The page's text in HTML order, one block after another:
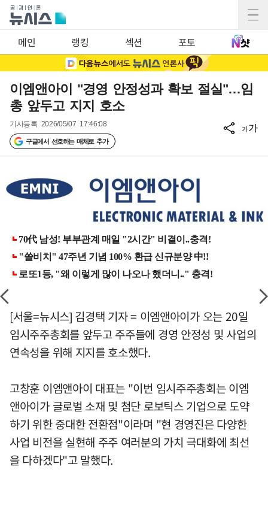
메인 랭킹 섹션 포토
이엠앤아이 "경영 안정성과 확보 절실"…임
총 앞두고 지지 호소
기사등록 2026/05/07 17:46:08
구글에서 선호하는 매체로 추가
가가
[서울=뉴시스] 김경택 기자 = 이엠앤아이가 오는 20일
임시주주총회를 앞두고 주주들에 경영 안정성 및 사업의
연속성을 위해 지지를 호소했다.
고창훈 이엠앤아이 대표는 "이번 임시주주총회는 이엠
앤아이가 글로벌 소재 및 첨단 로보틱스 기업으로 도약
하기 위한 중대한 전환점"이라며 "현 경영진은 다양한
사업 비전을 실현해 주주 여러분의 가치 극대화에 최선
을 다하겠다"고 말했다.